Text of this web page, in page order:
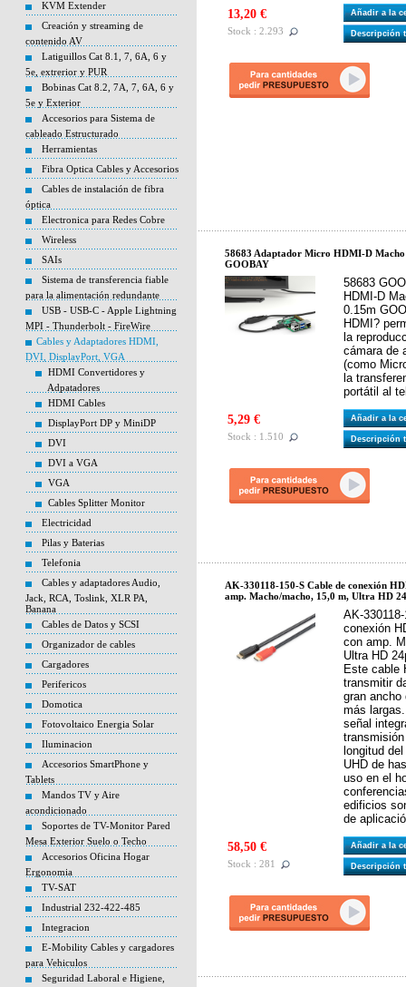
KVM Extender
Creación y streaming de
contenido AV
Latiguillos Cat 8.1, 7, 6A, 6 y
5e, extrerior y PUR
Bobinas Cat 8.2, 7A, 7, 6A, 6 y
5e y Exterior
Accesorios para Sistema de
cableado Estructurado
Herramientas
Fibra Optica Cables y Accesorios
Cables de instalación de fibra
óptica
Electronica para Redes Cobre
Wireless
SAIs
Sistema de transferencia fiable
para la alimentación redundante
USB - USB-C - Apple Lightning
MPI - Thunderbolt - FireWire
Cables y Adaptadores HDMI,
DVI, DisplayPort, VGA
HDMI Convertidores y
Adpatadores
HDMI Cables
DisplayPort DP y MiniDP
DVI
DVI a VGA
VGA
Cables Splitter Monitor
Electricidad
Pilas y Baterias
Telefonia
Cables y adaptadores Audio,
Jack, RCA, Toslink, XLR PA,
Banana
Cables de Datos y SCSI
Organizador de cables
Cargadores
Perifericos
Domotica
Fotovoltaico Energia Solar
Iluminacion
Accesorios SmartPhone y
Tablets
Mandos TV y Aire
acondicionado
Soportes de TV-Monitor Pared
Mesa Exterior Suelo o Techo
Accesorios Oficina Hogar
Ergonomia
TV-SAT
Industrial 232-422-485
Integracion
E-Mobility Cables y cargadores
para Vehiculos
Seguridad Laboral e Higiene,
13,20 €
Stock : 2.293
Añadir a la
Descripción
58683 Adaptador Micro HDMI-D
GOOBAY
58683
HDMI-D
0.15m
HDMI?
la
cámara de
(como
la
portátil al
5,29 €
Stock : 1.510
Añadir a la
Descripción
AK-330118-150-S Cable de conexión
amp. Macho/macho, 15,0 m, Ultra HD
AK-
conexión
con amp.
Ultra HD
Este cable
transmitir
gran ancho
más
señal
longitud
UHD de
uso en el
edificios
de
58,50 €
Stock : 281
Añadir a la
Descripción